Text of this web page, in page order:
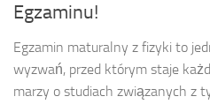
Egzaminu!
Egzamin maturalny z fizyki to
wyzwań, przed którym staje
marzy o studiach związanych z